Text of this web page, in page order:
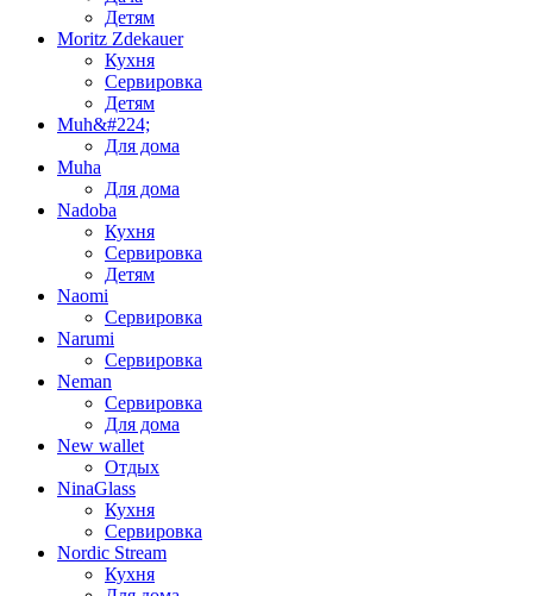
Детям
Moritz Zdekauer
Кухня
Сервировка
Детям
Muh&#224;
Для дома
Muha
Для дома
Nadoba
Кухня
Сервировка
Детям
Naomi
Сервировка
Narumi
Сервировка
Neman
Сервировка
Для дома
New wallet
Отдых
NinaGlass
Кухня
Сервировка
Nordic Stream
Кухня